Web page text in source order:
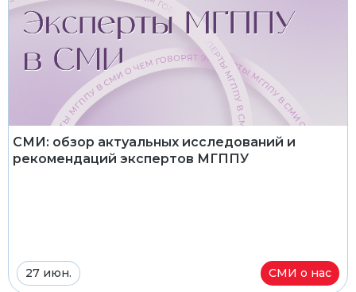
СМИ: обзор актуальных исследований и
рекомендаций экспертов МГППУ
27 июн. СМИ о нас